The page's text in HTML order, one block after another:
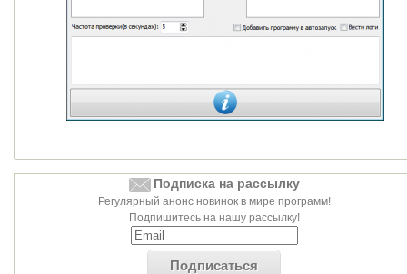
Подписка на рассылку
Регулярный анонс новинок в мире программ!
Подпишитесь на нашу рассылку!
Подписаться